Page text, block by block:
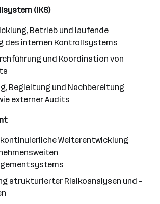
(IKS)
Betrieb und laufende
des internen Kontrollsystems
und Koordination von
Begleitung und Nachbereitung
externer Audits
Weiterentwicklung
strukturierter Risikoanalysen und -